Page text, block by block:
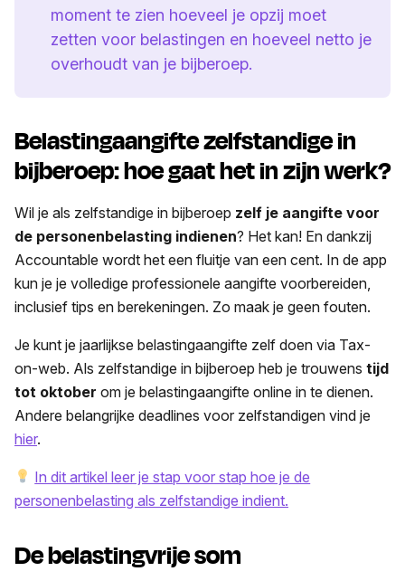
moment te zien hoeveel je opzij moet
zetten voor belastingen en hoeveel netto je
overhoudt van je bijberoep.
Belastingaangifte zelfstandige in
bijberoep: hoe gaat het in zijn werk?
Wil je als zelfstandige in bijberoep zelf je aangifte voor
de personenbelasting indienen? Het kan! En dankzij
Accountable wordt het een fluitje van een cent. In de app
kun je je volledige professionele aangifte voorbereiden,
inclusief tips en berekeningen. Zo maak je geen fouten.
Je kunt je jaarlijkse belastingaangifte zelf doen via Tax-
on-web. Als zelfstandige in bijberoep heb je trouwens tijd
tot oktober om je belastingaangifte online in te dienen.
Andere belangrijke deadlines voor zelfstandigen vind je
hier.
In dit artikel leer je stap voor stap hoe je de
personenbelasting als zelfstandige indient.
De belastingvrije som